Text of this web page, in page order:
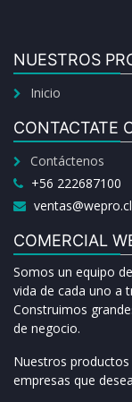
NUESTROS
Inicio
CONTACTATE
Contáctenos
+56 222687100
ventas@wepro.cl
COMERCIAL
Somos un equipo
vida de cada uno a
Construimos
de negocio.
Nuestros
empresas que